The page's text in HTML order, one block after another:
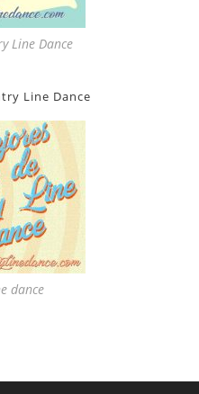
Line Dance
Line Dance
dance